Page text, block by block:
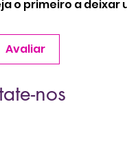
o primeiro a deixar
Avaliar
nos